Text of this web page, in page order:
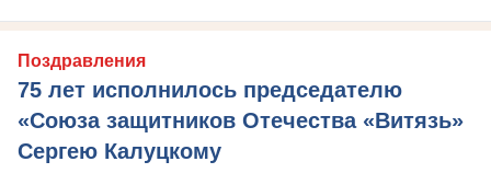
Поздравления
75 лет исполнилось председателю
«Союза защитников Отечества «Витязь»
Сергею Калуцкому